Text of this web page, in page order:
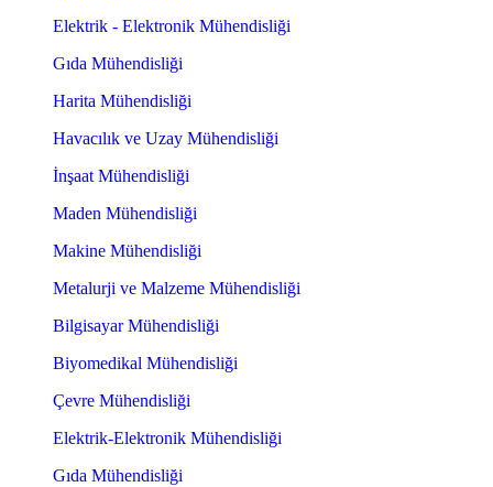
Elektrik - Elektronik Mühendisliği
Gıda Mühendisliği
Harita Mühendisliği
Havacılık ve Uzay Mühendisliği
İnşaat Mühendisliği
Maden Mühendisliği
Makine Mühendisliği
Metalurji ve Malzeme Mühendisliği
Bilgisayar Mühendisliği
Biyomedikal Mühendisliği
Çevre Mühendisliği
Elektrik-Elektronik Mühendisliği
Gıda Mühendisliği